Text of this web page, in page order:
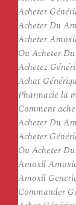
Acheter
Acheter Du
Acheter
Ou Acheter
Achetez
Achat
Pharmacie la
Comment
Acheter Du
Acheter
Ou Acheter
Amoxil
Amoxil
Commander